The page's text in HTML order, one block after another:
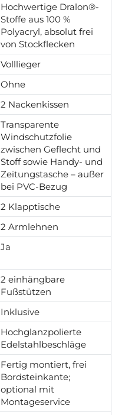
Hochwertige Dralon®-
Stoffe aus 100 %
Polyacryl, absolut frei
von Stockflecken
Volllieger
Ohne
2 Nackenkissen
Transparente
Windschutzfolie
zwischen Geflecht und
Stoff sowie Handy- und
Zeitungstasche – außer
bei PVC-Bezug
2 Klapptische
2 Armlehnen
Ja
2 einhängbare
Fußstützen
Inklusive
Hochglanzpolierte
Edelstahlbeschläge
Fertig montiert, frei
Bordsteinkante;
optional mit
Montageservice